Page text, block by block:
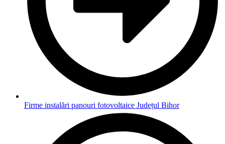
Firme instalări panouri fotovoltaice Județul Bihor